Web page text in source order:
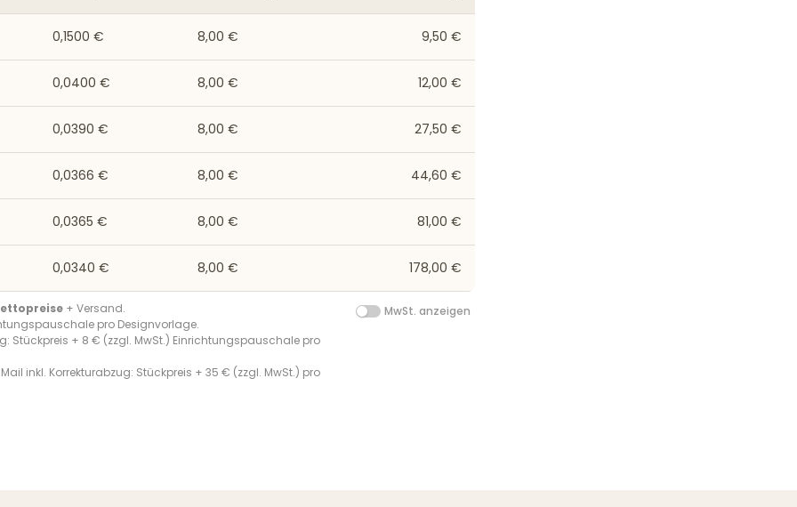
0,1500 € 8,00 € 9,50 €
0,0400 € 8,00 € 12,00 €
0,0390 € 8,00 € 27,50 €
0,0366 € 8,00 € 44,60 €
0,0365 € 8,00 € 81,00 €
0,0340 € 8,00 € 178,00 €
+ Versand.
pro Designvorlage.
Stückpreis + 8 € (zzgl. MwSt.) Einrichtungspauschale pro
inkl. Korrekturabzug: Stückpreis + 35 € (zzgl. MwSt.) pro
MwSt. anzeigen